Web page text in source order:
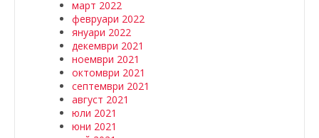
март 2022
февруари 2022
януари 2022
декември 2021
ноември 2021
октомври 2021
септември 2021
август 2021
юли 2021
юни 2021